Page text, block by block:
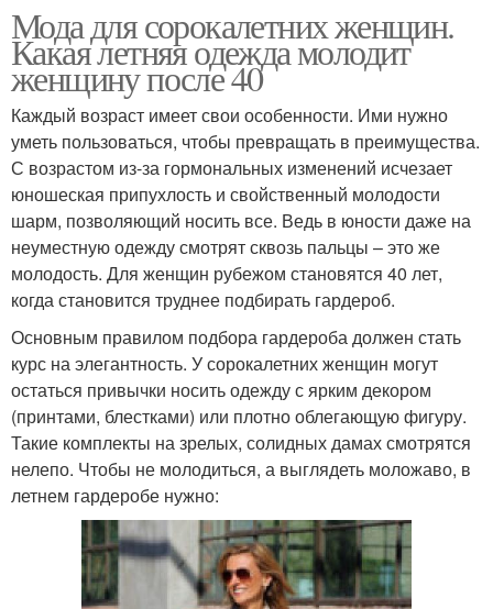
Мода для сорокалетних женщин.
Какая летняя одежда молодит
женщину после 40
Каждый возраст имеет свои особенности. Ими нужно
уметь пользоваться, чтобы превращать в преимущества.
С возрастом из-за гормональных изменений исчезает
юношеская припухлость и свойственный молодости
шарм, позволяющий носить все. Ведь в юности даже на
неуместную одежду смотрят сквозь пальцы – это же
молодость. Для женщин рубежом становятся 40 лет,
когда становится труднее подбирать гардероб.
Основным правилом подбора гардероба должен стать
курс на элегантность. У сорокалетних женщин могут
остаться привычки носить одежду с ярким декором
(принтами, блестками) или плотно облегающую фигуру.
Такие комплекты на зрелых, солидных дамах смотрятся
нелепо. Чтобы не молодиться, а выглядеть моложаво, в
летнем гардеробе нужно: